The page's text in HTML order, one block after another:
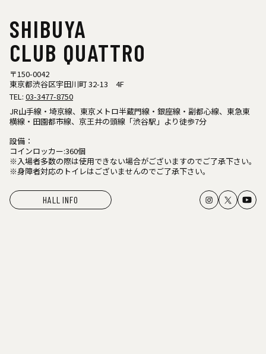
SHIBUYA
CLUB QUATTRO
〒150-0042
東京都渋谷区宇田川町 32-13 4F
TEL: 03-3477-8750
JR山手線・埼京線、東京メトロ半蔵門線・銀座線・副都心線、東急東
横線・田園都市線、京王井の頭線「渋谷駅」より徒歩7分
設備：
コインロッカー:360個
※入場者多数の際は使用できない場合がございますのでご了承下さい。
※身障者対応のトイレはございませんのでご了承下さい。
HALL INFO